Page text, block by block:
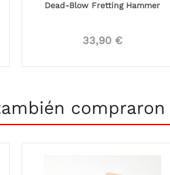
Dead-Blow Fretting Hammer
33,90 €
compraron